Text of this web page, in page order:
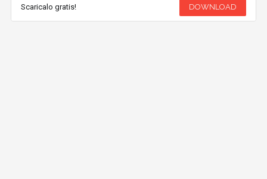
Scaricalo gratis! DOWNLOAD